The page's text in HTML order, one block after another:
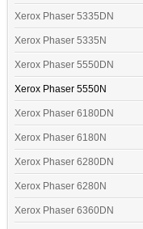
Xerox Phaser 5335DN
Xerox Phaser 5335N
Xerox Phaser 5550DN
Xerox Phaser 5550N
Xerox Phaser 6180DN
Xerox Phaser 6180N
Xerox Phaser 6280DN
Xerox Phaser 6280N
Xerox Phaser 6360DN